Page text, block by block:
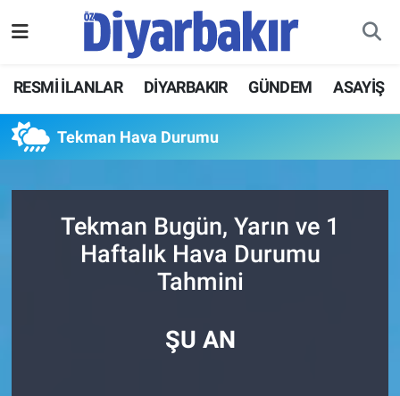
RESMİ İLANLAR DİYARBAKIR GÜNDEM ASAYİŞ
Tekman Hava Durumu
Tekman Bugün, Yarın ve 1
Haftalık Hava Durumu
Tahmini
ŞU AN
ASAYİŞ
DİYARBAKIR
GÜNDEM
Hava Durumu
Namaz Vakitleri
Süper Lig Puan Durumu ve Fikstür
Son Dakika Haberleri